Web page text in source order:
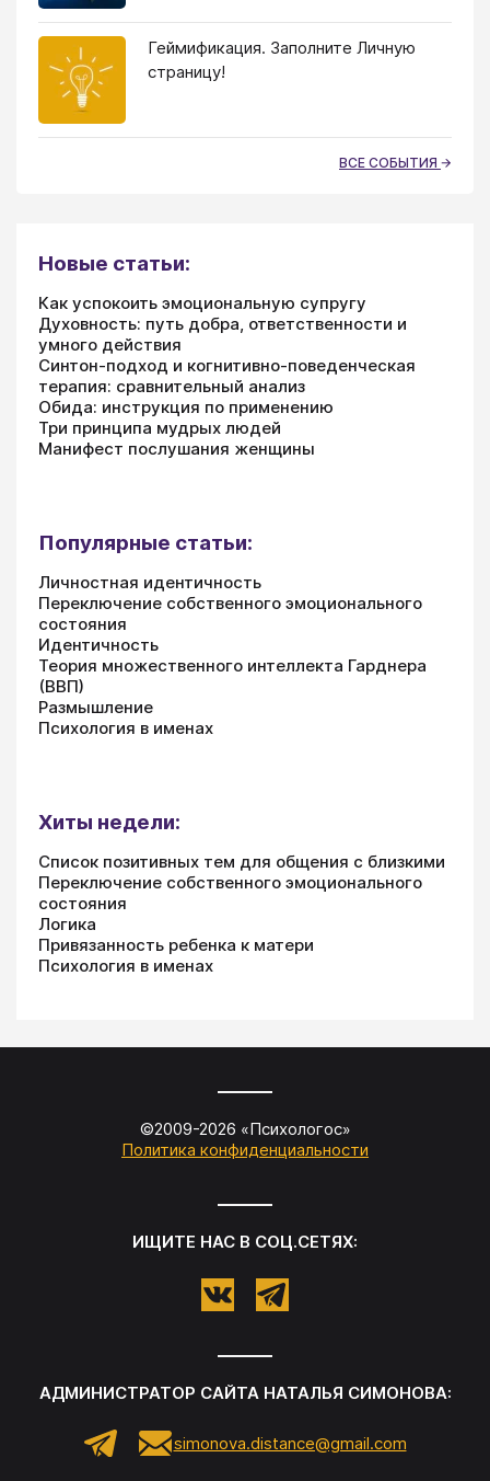
Геймификация. Заполните Личную
страницу!
ВСЕ СОБЫТИЯ
Новые статьи:
Как успокоить эмоциональную супругу
Духовность: путь добра, ответственности и
умного действия
Синтон-подход и когнитивно-поведенческая
терапия: сравнительный анализ
Обида: инструкция по применению
Три принципа мудрых людей
Манифест послушания женщины
Популярные статьи:
Личностная идентичность
Переключение собственного эмоционального
состояния
Идентичность
Теория множественного интеллекта Гарднера
(ВВП)
Размышление
Психология в именах
Хиты недели:
Список позитивных тем для общения с близкими
Переключение собственного эмоционального
состояния
Логика
Привязанность ребенка к матери
Психология в именах
©2009-2026 «Психологос»
Политика конфиденциальности
ИЩИТЕ НАС В СОЦ.СЕТЯХ:
АДМИНИСТРАТОР САЙТА НАТАЛЬЯ СИМОНОВА:
simonova.distance@gmail.com